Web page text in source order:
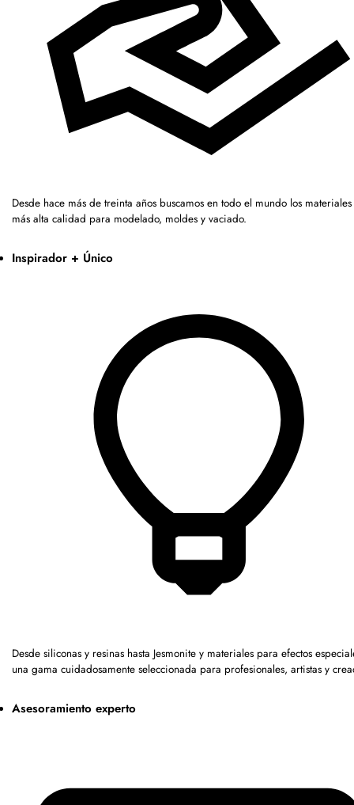
Desde hace más de treinta años buscamos en todo el mundo los
más alta calidad para modelado, moldes y vaciado.
Inspirador + Único
Desde siliconas y resinas hasta Jesmonite y materiales para efectos
una gama cuidadosamente seleccionada para profesionales, artistas y
Asesoramiento experto